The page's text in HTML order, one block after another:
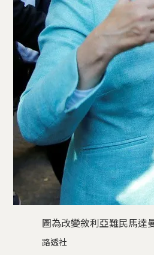
圖為改變敘利亞難民馬達
路透社